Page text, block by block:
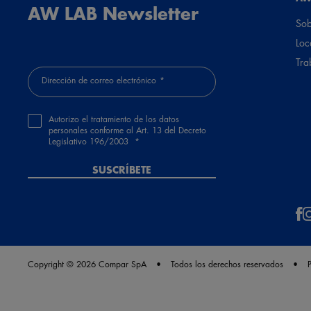
Guest
Guest
Súper cómodas, amortiguan un montón y los colores divinos
AW LAB Newsletter
Dirección de correo electrónico
Autorizo el tratamiento de los datos
personales conforme al Art. 13 del Decreto
Legislativo 196/2003
SUSCRÍBETE
Copyright © 2026 Compar SpA Todos los derechos reservados